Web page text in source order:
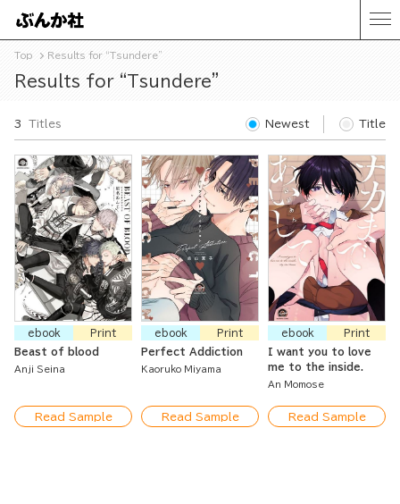
Top Results for “Tsundere”
Results for “Tsundere”
Titles
3 Newest Title
ebook
Print
Beast of blood
Anji Seina
Read Sample
ebook
Print
Perfect Addiction
Kaoruko Miyama
Read Sample
ebook
Print
I want you to love
me to the inside.
An Momose
Read Sample